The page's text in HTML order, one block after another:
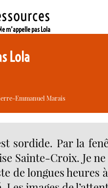
m’appelle pas Lola
Lola
Emmanuel Marais
sordide. Par la
Sainte-Croix. Je
de longues heures